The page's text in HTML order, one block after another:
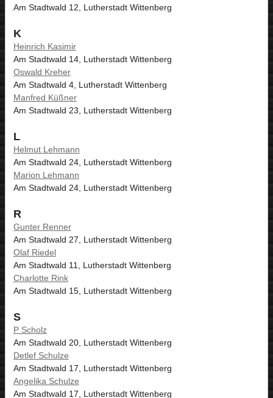
Am Stadtwald 12, Lutherstadt Wittenberg
K
Heinrich Kasimir
Am Stadtwald 14, Lutherstadt Wittenberg
Oswald Kreher
Am Stadtwald 4, Lutherstadt Wittenberg
Manfred Küßner
Am Stadtwald 23, Lutherstadt Wittenberg
L
Helmut Lehmann
Am Stadtwald 24, Lutherstadt Wittenberg
Marion Lehmann
Am Stadtwald 24, Lutherstadt Wittenberg
R
Gunter Renner
Am Stadtwald 27, Lutherstadt Wittenberg
Olaf Riedel
Am Stadtwald 11, Lutherstadt Wittenberg
Charlotte Rink
Am Stadtwald 15, Lutherstadt Wittenberg
S
P Scholz
Am Stadtwald 20, Lutherstadt Wittenberg
Detlef Schulze
Am Stadtwald 17, Lutherstadt Wittenberg
Angelika Schulze
Am Stadtwald 17, Lutherstadt Wittenberg